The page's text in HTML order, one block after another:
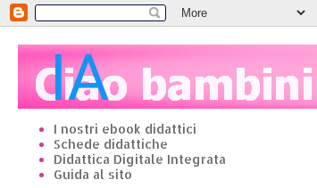
I nostri ebook didattici
Schede didattiche
Didattica Digitale Integrata
Guida al sito